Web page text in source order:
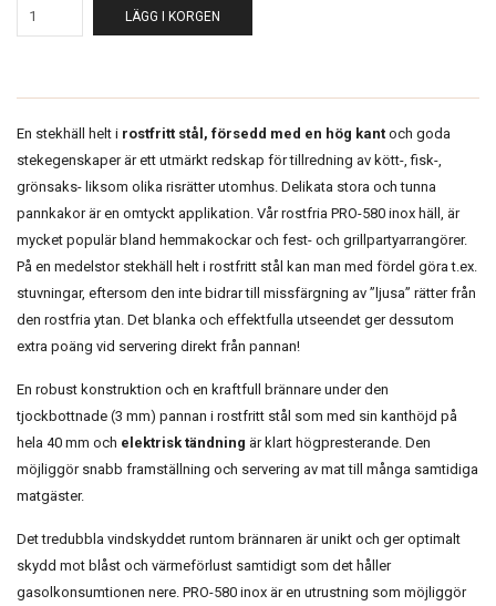
LÄGG I KORGEN
En stekhäll helt i rostfritt stål, försedd med en hög kant och goda
stekegenskaper är ett utmärkt redskap för tillredning av kött-, fisk-,
grönsaks- liksom olika risrätter utomhus. Delikata stora och tunna
pannkakor är en omtyckt applikation. Vår rostfria PRO-580 inox häll, är
mycket populär bland hemmakockar och fest- och grillpartyarrangörer.
På en medelstor stekhäll helt i rostfritt stål kan man med fördel göra t.ex.
stuvningar, eftersom den inte bidrar till missfärgning av ”ljusa” rätter från
den rostfria ytan. Det blanka och effektfulla utseendet ger dessutom
extra poäng vid servering direkt från pannan!
En robust konstruktion och en kraftfull brännare under den
tjockbottnade (3 mm) pannan i rostfritt stål som med sin kanthöjd på
hela 40 mm och elektrisk tändning är klart högpresterande. Den
möjliggör snabb framställning och servering av mat till många samtidiga
matgäster.
Det tredubbla vindskyddet runtom brännaren är unikt och ger optimalt
skydd mot blåst och värmeförlust samtidigt som det håller
gasolkonsumtionen nere. PRO-580 inox är en utrustning som möjliggör